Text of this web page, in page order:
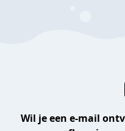
Wil je een e-mail